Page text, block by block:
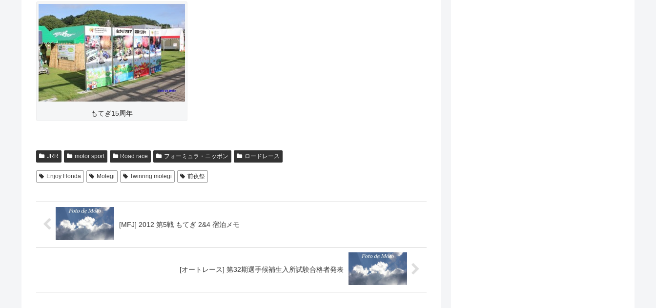
もてぎ15周年
JRR motor sport Road race フォーミュラ・ニッポン ロードレース
Enjoy Honda Motegi Twinring motegi 前夜祭
[MFJ] 2012 第5戦 もてぎ 2&4 宿泊メモ
[オートレース] 第32期選手候補生入所試験合格者発表